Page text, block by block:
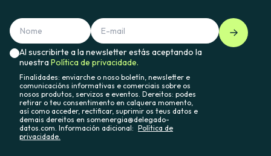
Al suscribirte a la newsletter estás aceptando la
nuestraPolítica de privacidade.
Finalidades: enviarche o noso boletín, newsletter e
comunicacións informativas e comerciais sobre os
nosos produtos, servizos e eventos. Dereitos: podes
retirar o teu consentimento en calquera momento,
así como acceder, rectificar, suprimir os teus datos e
demais dereitos en somenergia@delegado-
datos.com. Información adicional: Política de
privacidade.